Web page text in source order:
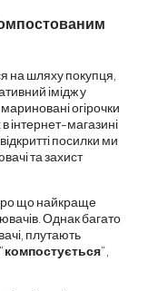
на шляху покупця,
імідж у
огірочки
інтернет-магазині
посилки ми
та захист
про що найкраще
Однак багато
плутають
компостується“,